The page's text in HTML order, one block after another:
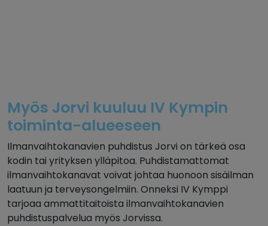
Myös Jorvi kuuluu IV Kympin
toiminta-alueeseen
Ilmanvaihtokanavien puhdistus Jorvi on tärkeä osa
kodin tai yrityksen ylläpitoa. Puhdistamattomat
ilmanvaihtokanavat voivat johtaa huonoon sisäilman
laatuun ja terveysongelmiin. Onneksi IV Kymppi
tarjoaa ammattitaitoista ilmanvaihtokanavien
puhdistuspalvelua myös Jorvissa.